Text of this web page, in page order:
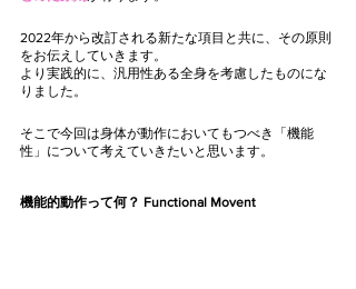
2022年から改訂される新たな項目と共に、その原則
をお伝えしていきます。
より実践的に、汎用性ある全身を考慮したものにな
りました。
そこで今回は身体が動作においてもつべき「機能
性」について考えていきたいと思います。
機能的動作って何？ Functional Movent